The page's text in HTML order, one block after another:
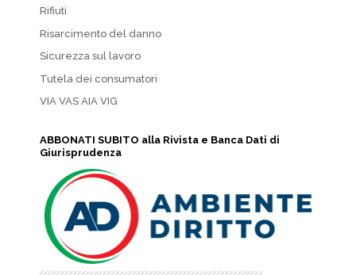
Rifiuti
Risarcimento del danno
Sicurezza sul lavoro
Tutela dei consumatori
VIA VAS AIA VIG
ABBONATI SUBITO alla Rivista e Banca Dati di
Giurisprudenza